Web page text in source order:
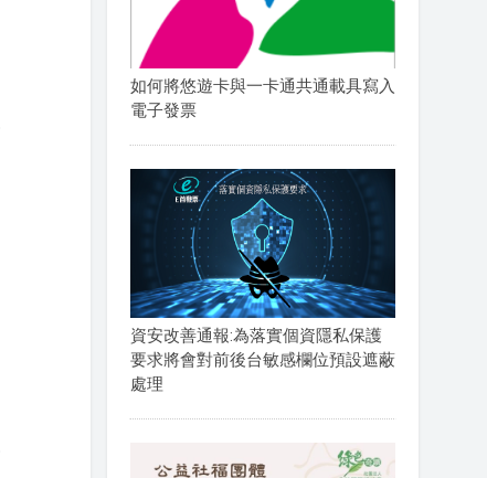
如何將悠遊卡與一卡通共通載具寫入
電子發票
資安改善通報:為落實個資隱私保護
要求將會對前後台敏感欄位預設遮蔽
處理